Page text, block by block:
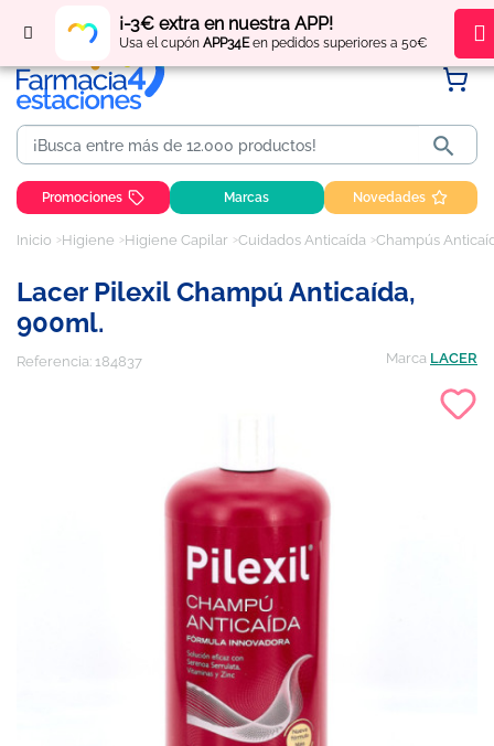
¡-3€ extra en nuestra APP!
Usa el cupón APP34Een pedidos superiores a 50€
Regístratey obtén puntos por tus compras

Promociones Marcas Novedades
Inicio Higiene Higiene Capilar Cuidados Anticaída Champús
Lacer Pilexil Champú Anticaída,
900ml.
Referencia: 184837 Marca LACER